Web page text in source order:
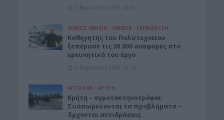
5 Αυγούστου 2026 16:56
ΝΟΜΌΣ ΧΑΝΊΩΝ • ΠΑΙΔΕΙΑ - ΕΚΠΑΙΔΕΥΣΗ
Καθηγητής του Πολυτεχνείου
ξεπέρασε τις 20.000 αναφορές στο
ερευνητικό του έργο
5 Αυγούστου 2026 16:53
ΑΓΡΟΤΙΚΑ • ΚΡΗΤΗ
Κρήτη – αγροτοκτηνοτρόφοι:
Συσσωρεύονται τα προβλήματα –
Έρχονται αντιδράσεις